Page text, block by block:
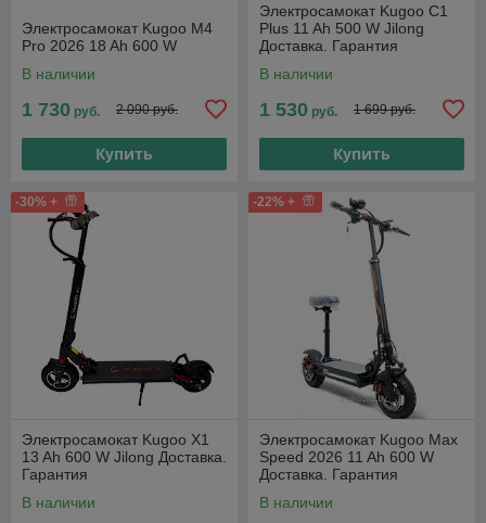
Электросамокат Kugoo M4
Pro 2026 18 Ah 600 W
В наличии
1 730 руб. 2 090 руб.
Купить
Электросамокат Kugoo C1
Plus 11 Ah 500 W Jilong
Доставка. Гарантия
В наличии
1 530 руб. 1 699 руб.
Купить
-30% +
Электросамокат Kugoo X1
13 Ah 600 W Jilong Доставка.
Гарантия
В наличии
-22% +
Электросамокат Kugoo Max
Speed 2026 11 Ah 600 W
Доставка. Гарантия
В наличии